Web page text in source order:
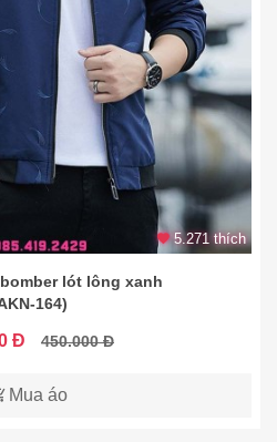
5.271 thích
lót lông xanh
164)
Đ 450.000 Đ
Mua áo